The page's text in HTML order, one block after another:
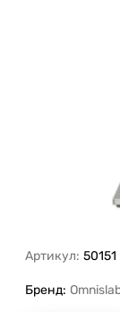
Артикул: 50151
Бренд: